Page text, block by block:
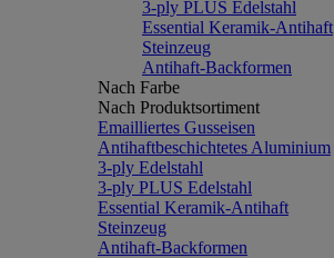
3-ply PLUS Edelstahl
Essential Keramik-Antihaft
Steinzeug
Antihaft-Backformen
Nach Farbe
Nach Produktsortiment
Emailliertes Gusseisen
Antihaftbeschichtetes Aluminium
3-ply Edelstahl
3-ply PLUS Edelstahl
Essential Keramik-Antihaft
Steinzeug
Antihaft-Backformen